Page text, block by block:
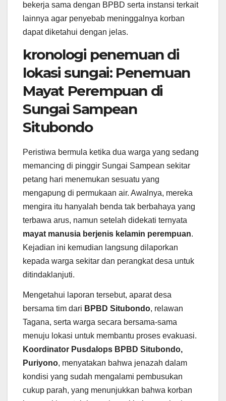
bekerja sama dengan BPBD serta instansi terkait
lainnya agar penyebab meninggalnya korban
dapat diketahui dengan jelas.
kronologi penemuan di
lokasi sungai: Penemuan
Mayat Perempuan di
Sungai Sampean
Situbondo
Peristiwa bermula ketika dua warga yang sedang
memancing di pinggir Sungai Sampean sekitar
petang hari menemukan sesuatu yang
mengapung di permukaan air. Awalnya, mereka
mengira itu hanyalah benda tak berbahaya yang
terbawa arus, namun setelah didekati ternyata
mayat manusia berjenis kelamin perempuan.
Kejadian ini kemudian langsung dilaporkan
kepada warga sekitar dan perangkat desa untuk
ditindaklanjuti.
Mengetahui laporan tersebut, aparat desa
bersama tim dari BPBD Situbondo, relawan
Tagana, serta warga secara bersama-sama
menuju lokasi untuk membantu proses evakuasi.
Koordinator Pusdalops BPBD Situbondo,
Puriyono, menyatakan bahwa jenazah dalam
kondisi yang sudah mengalami pembusukan
cukup parah, yang menunjukkan bahwa korban